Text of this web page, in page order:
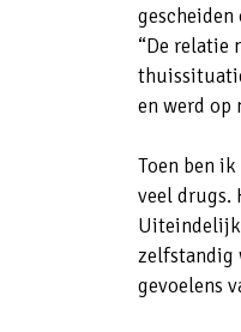
“De relatie
en werd op
Toen ben
veel drugs.
Uiteindelijk
zelfstandig
gevoelens